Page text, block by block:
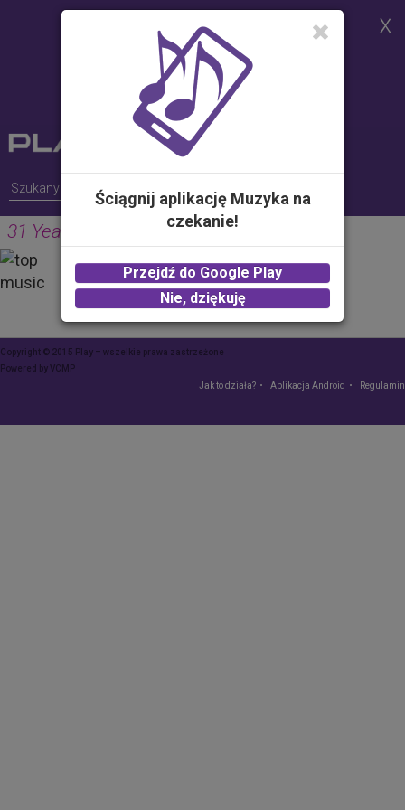
celu realizacji usług i zgodnie z
Polityką Plików Cookies.
Możesz określić warunki
przechowywania lub dostępu do
plików cookies w Twojej
przeglądarce
31 Years After The Catastrophe
MICHEL MILDE
0.00 zł -KUP
Copyright © 2015 Play – wszelkie prawa zastrzeżone
Powered byVCMP
Jak to działa?
Aplikacja Android Regulamin
Ściągnij aplikację Muzyka na
czekanie!
Przejdź do Google Play
Nie, dziękuję